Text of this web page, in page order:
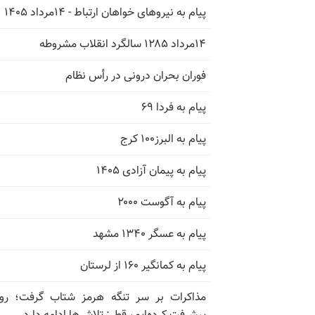
پیام به نیروهای خواهان ارتباط - ۱۴مرداد ۱۴۰۵
۱۴مرداد ۱۲۸۵ سالگرد انقلاب مشروطه
فوران بحران درونی در رأس نظام
پیام به فردا ۶۹
پیام به البرز۱۰۰ کرج
پیام به پیمان آزادی ۱۴۰۵
پیام به آگوست ۲۰۰۰
پیام به عسگر ۱۳۴۰ مشهد
پیام به کمانگیر ۱۶۰ از لرستان
مذاکرات بر سر تنگه هرمز شتاب گرفت؛